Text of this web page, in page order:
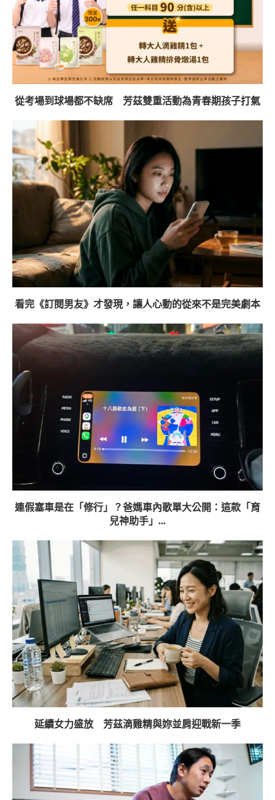
從考場到球場都不缺席 芳茲雙重活動為青春期孩子打氣
看完《訂閱男友》才發現，讓人心動的從來不是完美劇本
連假塞車是在「修行」？爸媽車內歌單大公開：這款「育
兒神助手」...
延續女力盛放 芳茲滴雞精與妳並肩迎戰新一季